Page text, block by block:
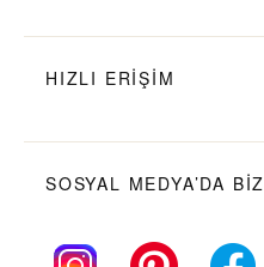
HIZLI ERİŞİM
SOSYAL MEDYA’DA BİZ